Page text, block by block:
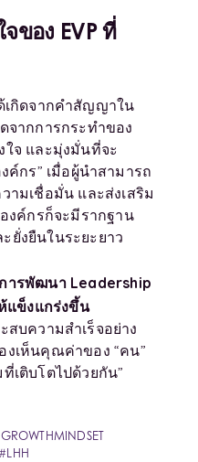
ของ EVP ที่
เกิดจากคำสัญญาใน
จากการกระทำของ
ใจ และมุ่งมั่นที่จะ
ค์กร” เมื่อผู้นำสามารถ
ามเชื่อมั่น และส่งเสริม
องค์กรก็จะมีรากฐาน
ยั่งยืนในระยะยาว
ารพัฒนา Leadership
แข็งแกร่งขึ้น
สบความสำเร็จอย่าง
งเห็นคุณค่าของ “คน”
เติบโตไปด้วยกัน”